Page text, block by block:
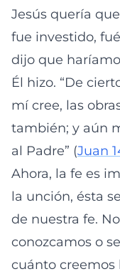
Jesús quería
fue investido,
dijo que
Él hizo. “De
mí cree, las
también; y aún
al Padre” (Juan
Ahora, la fe es
la unción, ésta
de nuestra fe.
conozcamos o
cuánto creemos